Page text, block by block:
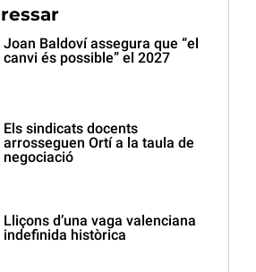
Joan Baldoví assegura que “el
canvi és possible” el 2027
Els sindicats docents
arrosseguen Ortí a la taula de
negociació
Lliçons d’una vaga valenciana
indefinida històrica